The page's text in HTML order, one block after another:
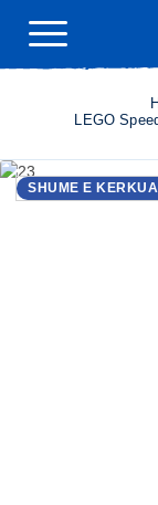
LEGO
SHUME E